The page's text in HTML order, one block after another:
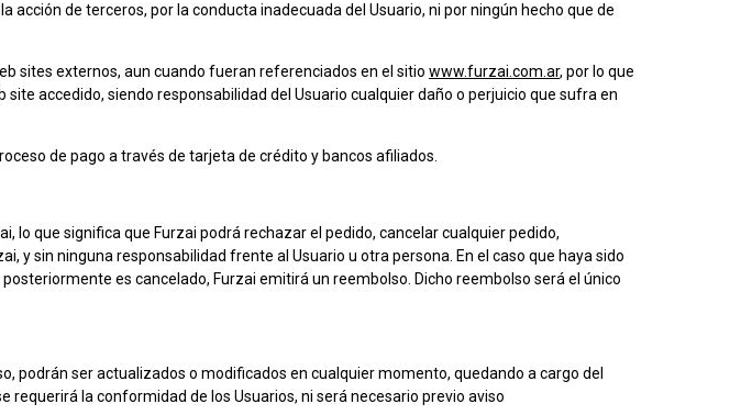
de terceros, por la conducta inadecuada del Usuario, ni por ningún hecho que de
sites externos, aun cuando fueran referenciados en el sitio www.furzai.com.ar, por lo que
accedido, siendo responsabilidad del Usuario cualquier daño o perjuicio que sufra en
de pago a través de tarjeta de crédito y bancos afiliados.
lo que significa que Furzai podrá rechazar el pedido, cancelar cualquier pedido,
y sin ninguna responsabilidad frente al Usuario u otra persona. En el caso que haya sido
es cancelado, Furzai emitirá un reembolso. Dicho reembolso será el único
podrán ser actualizados o modificados en cualquier momento, quedando a cargo del
la conformidad de los Usuarios, ni será necesario previo aviso